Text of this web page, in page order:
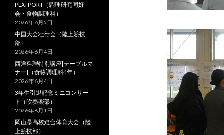
PLATPORT（調理研究同好
会・食物調理科）
2026年6月5日
中国大会壮行会（陸上競技
部）
2026年6月4日
西洋料理特別講座[テーブルマ
ナー]（食物調理科1年）
2026年6月4日
3年生引退記念ミニコンサー
ト（吹奏楽部）
2026年6月1日
岡山県高校総合体育大会（陸
上競技部）